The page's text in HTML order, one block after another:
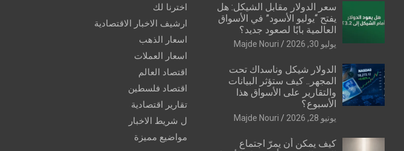
سعر الدولار مقابل الشيكل: هل
يفتح “يوليو الأسود” في الأسواق
العالمية بابًا لصعود جديد؟
يوليو 30, 2026 Majde Nouri
الدولار شيكل وناسداك تحت
المجهر.. كيف ستؤثر البيانات
والتقارير على الأسواق هذا
الأسبوع؟
يونيو 28, 2026 Majde Nouri
كيف يمكن أن يمرّ اجتماع
اخترنا لك
ارشيف الاخبار الاقتصادية
اسعار الذهب
اسعار العملات
اقتصاد العالم
اقتصاد فلسطين
تقارير اقتصادية
ل شريط الاخبار
مواضيع مميزة